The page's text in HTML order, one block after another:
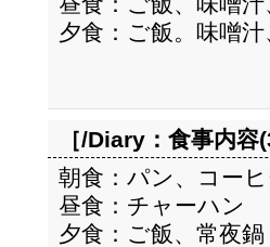
夕食：ご飯。味噌汁
［/Diary： 食事内容
朝食：パン、コー
昼食：チャーハン
夕食：ご飯、常夜鍋